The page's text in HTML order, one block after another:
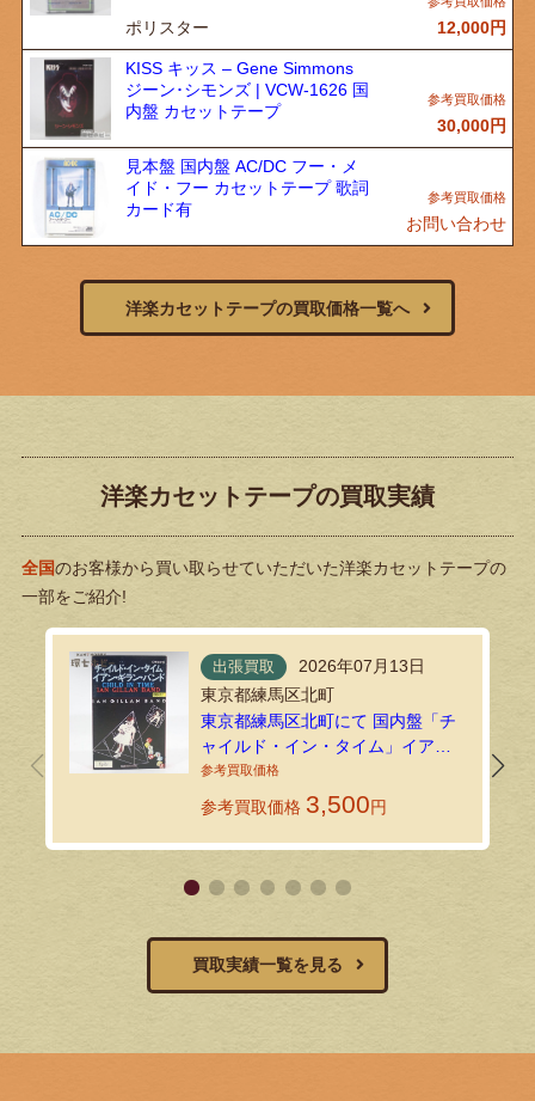
ポリスター 12,000円
KISS キッス – Gene Simmons
ジーン･シモンズ | VCW-1626 国
内盤 カセットテープ
30,000円
見本盤 国内盤 AC/DC フー・メ
イド・フー カセットテープ 歌詞
カード有
お問い合わせ
洋楽カセットテープの買取価格一覧へ
洋楽カセットテープの買取実績
全国のお客様から買い取らせていただいた洋楽カセットテープの
一部をご紹介!
出張買取
2026年07月13日
東京都練馬区北町
東京都練馬区北町にて 国内盤「チ
ャイルド・イン・タイム」イア
ン・ギラン・バンド カセットテー
プを出張買取しました
参考買取価格 3,500円
買取実績一覧を見る